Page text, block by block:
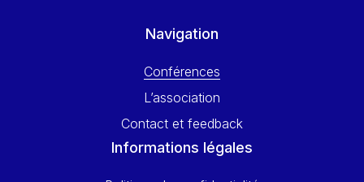
Navigation
Conférences
L’association
Contact et feedback
Informations légales